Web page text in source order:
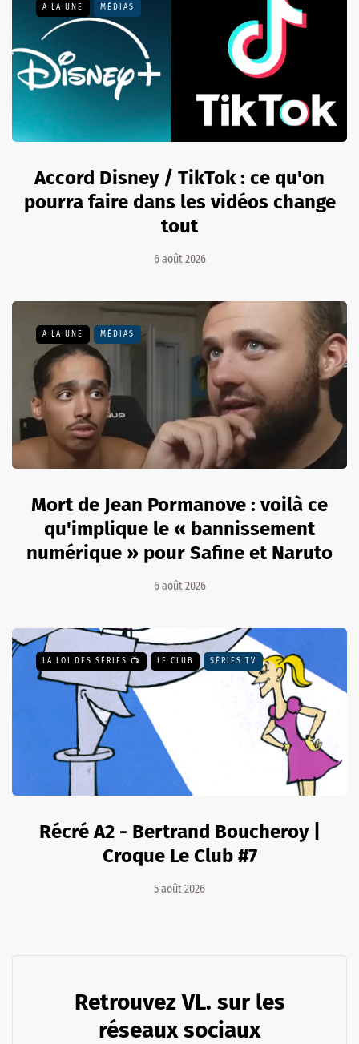
A LA UNE MÉDIAS
Accord Disney / TikTok : ce qu'on
pourra faire dans les vidéos change
tout
6 août 2026
A LA UNE MÉDIAS
Mort de Jean Pormanove : voilà ce
qu'implique le « bannissement
numérique » pour Safine et Naruto
6 août 2026
LA LOI DES SÉRIES 📺 LE CLUB SÉRIES TV
Récré A2 - Bertrand Boucheroy |
Croque Le Club #7
5 août 2026
Retrouvez VL. sur les
réseaux sociaux